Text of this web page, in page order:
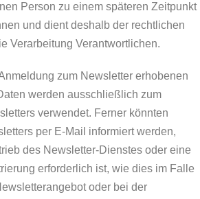
Person zu einem späteren Zeitpunkt
und dient deshalb der rechtlichen
Verarbeitung Verantwortlichen.
zum Newsletter erhobenen
werden ausschließlich zum
verwendet. Ferner könnten
per E-Mail informiert werden,
des Newsletter-Dienstes oder eine
erforderlich ist, wie dies im Falle
oder bei der